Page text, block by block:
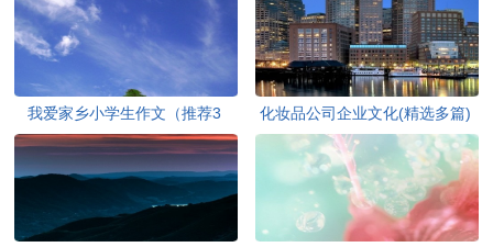
我爱家乡小学生作文（推荐3
篇）[此文共1167字]
化妆品公司企业文化(精选多篇)
[此文共6398字]